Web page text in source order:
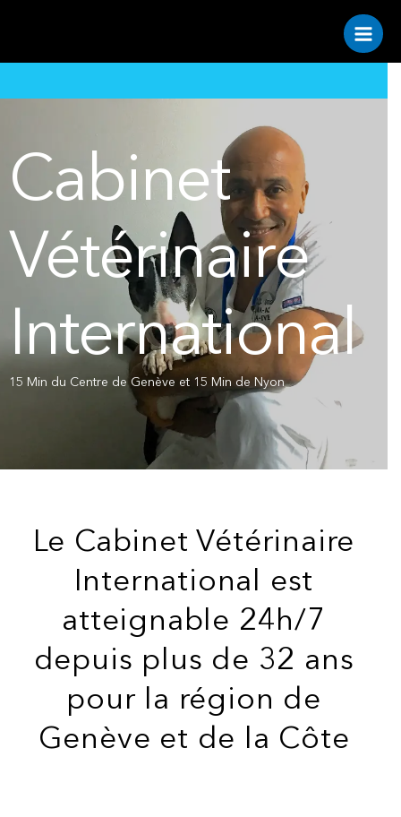
Cabinet
Vétérinaire
International
15 Min du Centre de Genève et 15 Min de Nyon
Le Cabinet Vétérinaire
International est
atteignable 24h/7
depuis plus de 32 ans
pour la région de
Genève et de la Côte